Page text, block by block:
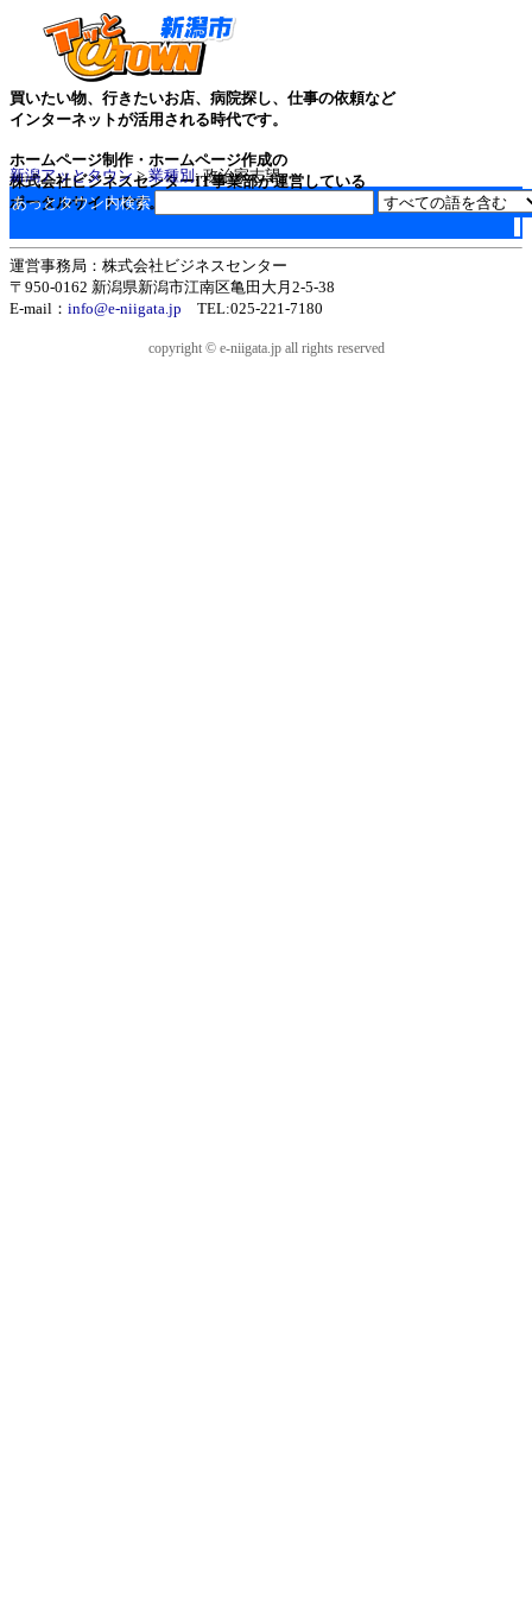
買いたい物、行きたいお店、病院探し、仕事の依頼など
インターネットが活用される時代です。
ホームページ制作・ホームページ作成の
株式会社ビジネスセンターIT事業部が運営している
ポータルサイトです。
新潟アッとタウン>業種別: 政治家志望
あっとタウン内検索
運営事務局：株式会社ビジネスセンター
〒950-0162 新潟県新潟市江南区亀田大月2-5-38
E-mail： info@e-niigata.jp TEL:025-221-7180
copyright © e-niigata.jp all rights reserved